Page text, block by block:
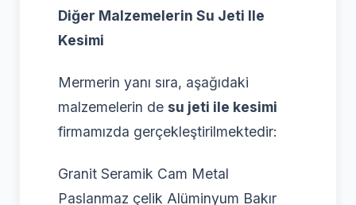
Diğer Malzemelerin Su Jeti Ile
Kesimi
Mermerin yanı sıra, aşağıdaki
malzemelerin de su jeti ile kesimi
firmamızda gerçekleştirilmektedir:
Granit Seramik Cam Metal
Paslanmaz çelik Alüminyum Bakır